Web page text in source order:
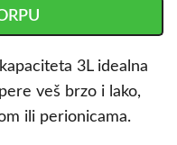
3L idealna
veš brzo i lako,
ili perionicama.